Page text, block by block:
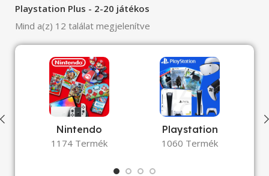
Playstation Plus - 2-20 játékos
Mind a(z) 12 találat megjelenítve
Nintendo
1174 Termék
Playstation
1060 Termék